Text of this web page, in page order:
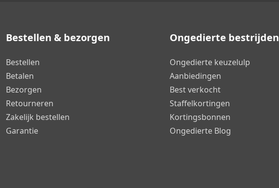
Bestellen & bezorgen
Bestellen
Betalen
Bezorgen
Retourneren
Zakelijk bestellen
Garantie
Ongedierte bestrijden
Ongedierte keuzelulp
Aanbiedingen
Best verkocht
Staffelkortingen
Kortingsbonnen
Ongedierte Blog